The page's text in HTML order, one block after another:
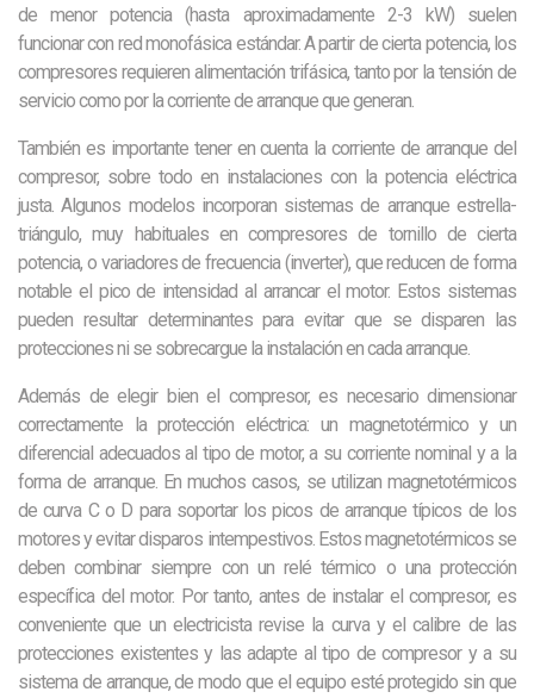
de menor potencia (hasta aproximadamente 2-3 kW) suelen
funcionar con red monofásica estándar. A partir de cierta potencia, los
compresores requieren alimentación trifásica, tanto por la tensión de
servicio como por la corriente de arranque que generan.
También es importante tener en cuenta la corriente de arranque del
compresor, sobre todo en instalaciones con la potencia eléctrica
justa. Algunos modelos incorporan sistemas de arranque estrella-
triángulo, muy habituales en compresores de tornillo de cierta
potencia, o variadores de frecuencia (inverter), que reducen de forma
notable el pico de intensidad al arrancar el motor. Estos sistemas
pueden resultar determinantes para evitar que se disparen las
protecciones ni se sobrecargue la instalación en cada arranque.
Además de elegir bien el compresor, es necesario dimensionar
correctamente la protección eléctrica: un magnetotérmico y un
diferencial adecuados al tipo de motor, a su corriente nominal y a la
forma de arranque. En muchos casos, se utilizan magnetotérmicos
de curva C o D para soportar los picos de arranque típicos de los
motores y evitar disparos intempestivos. Estos magnetotérmicos se
deben combinar siempre con un relé térmico o una protección
específica del motor. Por tanto, antes de instalar el compresor, es
conveniente que un electricista revise la curva y el calibre de las
protecciones existentes y las adapte al tipo de compresor y a su
sistema de arranque, de modo que el equipo esté protegido sin que